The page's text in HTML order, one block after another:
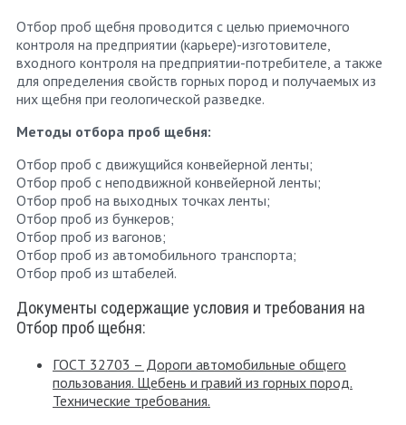
Отбор проб щебня проводится с целью приемочного
контроля на предприятии (карьере)-изготовителе,
входного контроля на предприятии-потребителе, а также
для определения свойств горных пород и получаемых из
них щебня при геологической разведке.
Методы отбора проб щебня:
Отбор проб с движущийся конвейерной ленты;
Отбор проб с неподвижной конвейерной ленты;
Отбор проб на выходных точках ленты;
Отбор проб из бункеров;
Отбор проб из вагонов;
Отбор проб из автомобильного транспорта;
Отбор проб из штабелей.
Документы содержащие условия и требования на
Отбор проб щебня:
ГОСТ 32703 – Дороги автомобильные общего
пользования. Щебень и гравий из горных пород.
Технические требования.